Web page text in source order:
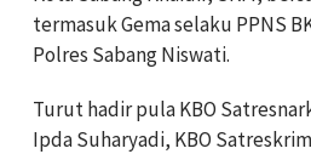
termasuk Gema selaku PPNS
Polres Sabang Niswati.
Turut hadir pula KBO
Ipda Suharyadi, KBO